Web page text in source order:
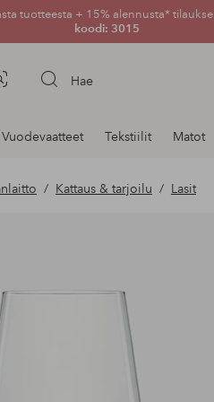
tuotteesta + 15% alennusta*
koodi: 3015
Hae
Vuodevaatteet Tekstiilit Matot
Kattaus & tarjoilu Lasit